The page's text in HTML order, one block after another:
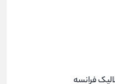
فرانسه